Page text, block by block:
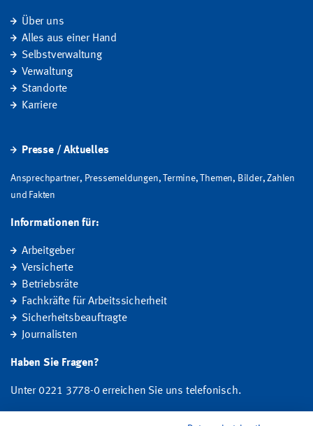
Über uns
Alles aus einer Hand
Selbstverwaltung
Verwaltung
Standorte
Karriere
Presse / Aktuelles
Ansprechpartner, Pressemeldungen, Termine, Themen, Bilder, Zahlen
und Fakten
Informationen für:
Arbeitgeber
Versicherte
Betriebsräte
Fachkräfte für Arbeitssicherheit
Sicherheitsbeauftragte
Journalisten
Haben Sie Fragen?
Unter 0221 3778-0 erreichen Sie uns telefonisch.